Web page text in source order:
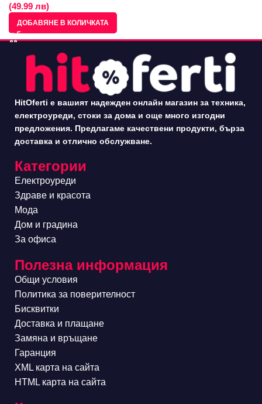
(49.99 лв)
ДОБАВЯНЕ В КОЛИЧКАТА
HitOferti е вашият надежден онлайн магазин за техника,
електроуреди, стоки за дома и още много изгодни
предложения. Предлагаме качествени продукти, бърза
доставка и отлично обслужване.
Категории
Електроуреди
Здраве и красота
Мода
Дом и градина
За офиса
Полезна информация
Общи условия
Политика за поверителност
Бисквитки
Доставка и плащане
Замяна и връщане
Гаранция
XML карта на сайта
HTML карта на сайта